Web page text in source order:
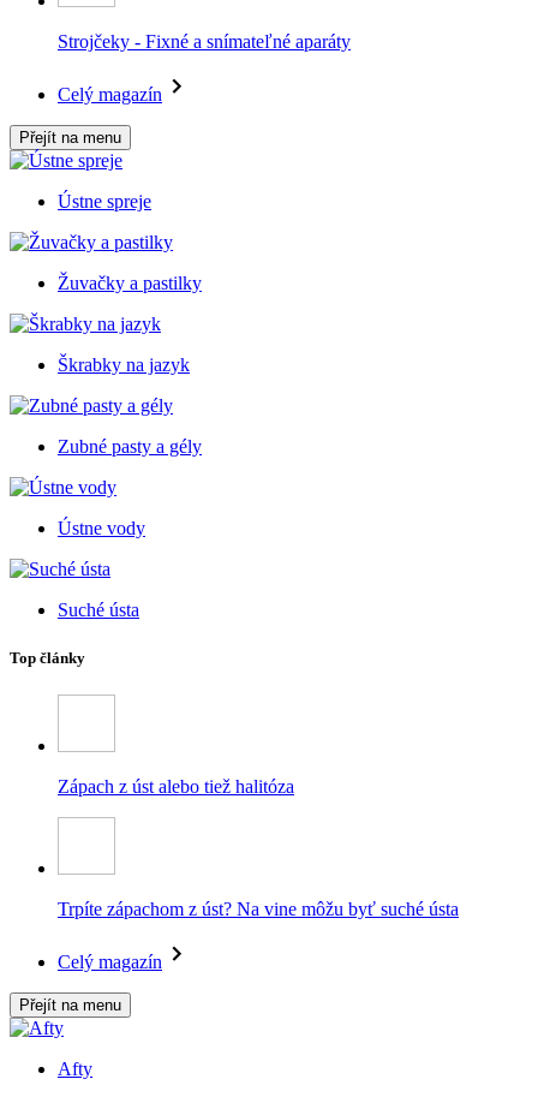
Strojčeky - Fixné a snímateľné aparáty
Celý magazín
Přejít na menu
Ústne spreje
Žuvačky a pastilky
Škrabky na jazyk
Zubné pasty a gély
Ústne vody
Suché ústa
Top články
Zápach z úst alebo tiež halitóza
Trpíte zápachom z úst? Na vine môžu byť suché ústa
Celý magazín
Přejít na menu
Afty